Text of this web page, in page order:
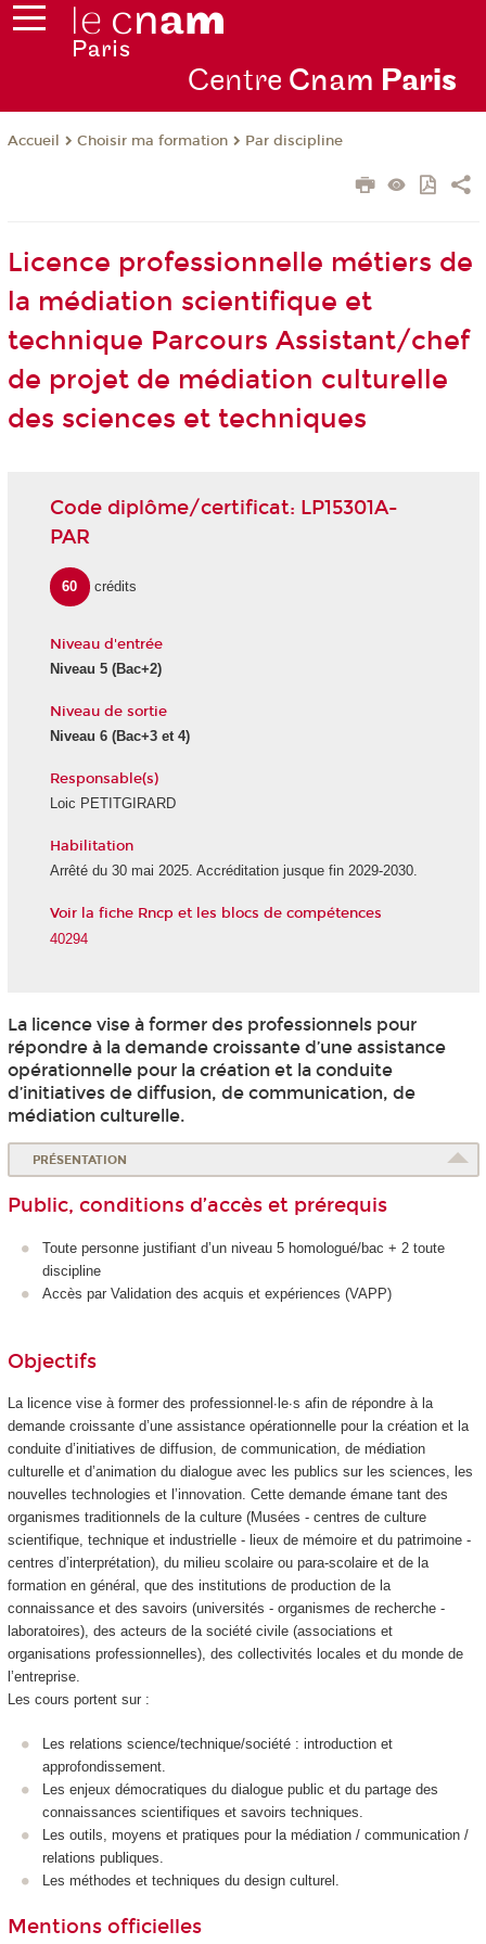
Centre Cnam Paris
Accueil Choisir ma formation Par discipline
Licence professionnelle métiers de
la médiation scientifique et
technique Parcours Assistant/chef
de projet de médiation culturelle
des sciences et techniques
Code diplôme/certificat: LP15301A-
PAR
60 crédits
Niveau d'entrée
Niveau 5(Bac+2)
Niveau de sortie
Niveau 6(Bac+3 et 4)
Responsable(s)
Loic PETITGIRARD
Habilitation
Arrêté du 30 mai 2025. Accréditation jusque fin 2029-2030.
Voir la fiche Rncp et les blocs de compétences
40294
La licence vise à former des professionnels pour
répondre à la demande croissante d’une assistance
opérationnelle pour la création et la conduite
d’initiatives de diffusion, de communication, de
médiation culturelle.
PRÉSENTATION
Public, conditions d’accès et prérequis
Toute personne justifiant d’un niveau 5 homologué/bac + 2 toute
discipline
Accès par Validation des acquis et expériences (VAPP)
Objectifs
La licence vise à former des professionnel∙le∙s afin de répondre à la
demande croissante d’une assistance opérationnelle pour la création et la
conduite d’initiatives de diffusion, de communication, de médiation
culturelle et d’animation du dialogue avec les publics sur les sciences, les
nouvelles technologies et l’innovation. Cette demande émane tant des
organismes traditionnels de la culture (Musées - centres de culture
scientifique, technique et industrielle - lieux de mémoire et du patrimoine -
centres d’interprétation), du milieu scolaire ou para-scolaire et de la
formation en général, que des institutions de production de la
connaissance et des savoirs (universités - organismes de recherche -
laboratoires), des acteurs de la société civile (associations et
organisations professionnelles), des collectivités locales et du monde de
l’entreprise.
Les cours portent sur :
Les relations science/technique/société : introduction et
approfondissement.
Les enjeux démocratiques du dialogue public et du partage des
connaissances scientifiques et savoirs techniques.
Les outils, moyens et pratiques pour la médiation / communication /
relations publiques.
Les méthodes et techniques du design culturel.
Mentions officielles